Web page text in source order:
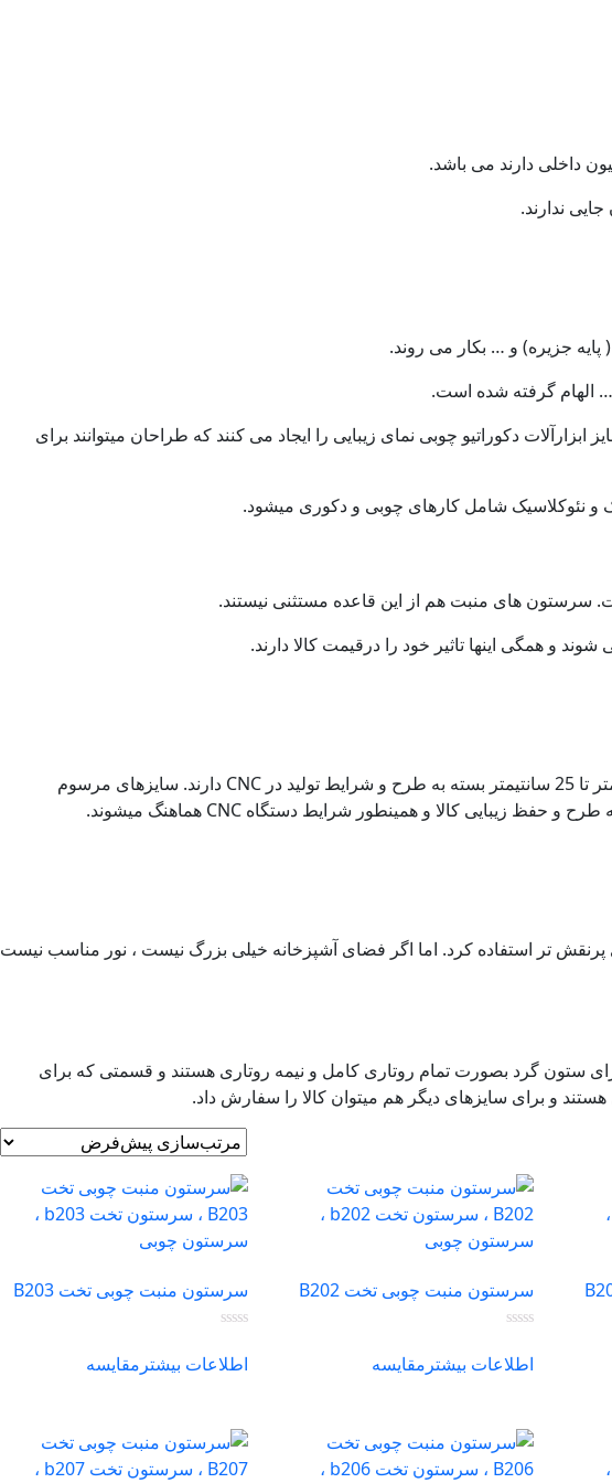
داخلی دارند می باشد.
ندارند.
جزیره) و … بکار می روند.
… الهام گرفته شده است.
ابزارآلات دکوراتیو چوبی نمای زیبایی را ایجاد می کنند که طراحان میتوانند برای
و نئوکلاسیک شامل کارهای چوبی و دکوری میشود.
سرستون های منبت هم از این قاعده مستثنی نیستند.
و همگی اینها تاثیر خود را درقیمت کالا دارند.
سرستون های چوبی را میتوان تاحدودی شامل سایزهای استاندارد و مشخصی دانست. معمولا همگی آنها از عرضهای 6سانتیمتر تا 25 سانتیمتر بسته به طرح و شرایط تولید در CNC دارند. سایزهای مرسوم
تر استفاده کرد. اما اگر فضای آشپزخانه خیلی بزرگ نیست ، نور مناسب نیست
ستون گرد بصورت تمام روتاری کامل و نیمه روتاری هستند و قسمتی که برای
سرستون منبت چوبی تخت B202
اطلاعات بیشتر مقایسه
سرستون منبت چوبی تخت B203
اطلاعات بیشتر مقایسه